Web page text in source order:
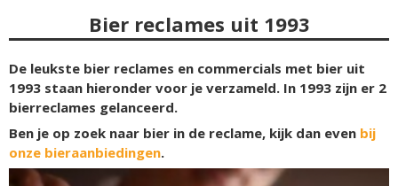
Bier reclames uit 1993
De leukste bier reclames en commercials met bier uit
1993 staan hieronder voor je verzameld. In 1993 zijn er 2
bierreclames gelanceerd.
Ben je op zoek naar bier in de reclame, kijk dan even bij
onze bieraanbiedingen.